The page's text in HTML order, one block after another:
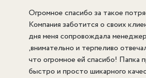
Огромное спасибо за такое
Компания заботится о своих
дня меня сопровождала
,внимательно и терпеливо
что огромное ей спасибо! Папка
быстро и просто шикарного